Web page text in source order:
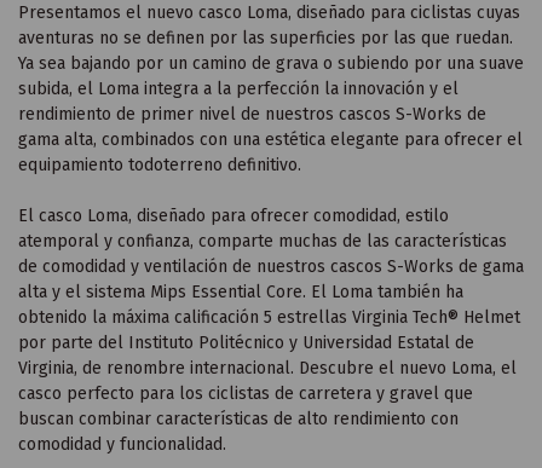
Presentamos el nuevo casco Loma, diseñado para ciclistas cuyas
aventuras no se definen por las superficies por las que ruedan.
Ya sea bajando por un camino de grava o subiendo por una suave
subida, el Loma integra a la perfección la innovación y el
rendimiento de primer nivel de nuestros cascos S-Works de
gama alta, combinados con una estética elegante para ofrecer el
equipamiento todoterreno definitivo.
El casco Loma, diseñado para ofrecer comodidad, estilo
atemporal y confianza, comparte muchas de las características
de comodidad y ventilación de nuestros cascos S-Works de gama
alta y el sistema Mips Essential Core. El Loma también ha
obtenido la máxima calificación 5 estrellas Virginia Tech® Helmet
por parte del Instituto Politécnico y Universidad Estatal de
Virginia, de renombre internacional. Descubre el nuevo Loma, el
casco perfecto para los ciclistas de carretera y gravel que
buscan combinar características de alto rendimiento con
comodidad y funcionalidad.